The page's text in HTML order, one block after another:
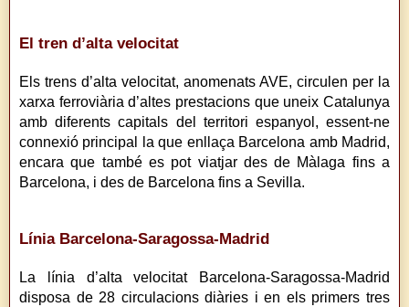
El tren d’alta velocitat
Els trens d’alta velocitat, anomenats AVE, circulen per la
xarxa ferroviària d’altes prestacions que uneix Catalunya
amb diferents capitals del territori espanyol, essent-ne
connexió principal la que enllaça Barcelona amb Madrid,
encara que també es pot viatjar des de Màlaga fins a
Barcelona, i des de Barcelona fins a Sevilla.
Línia Barcelona-Saragossa-Madrid
La línia d’alta velocitat Barcelona-Saragossa-Madrid
disposa de 28 circulacions diàries i en els primers tres